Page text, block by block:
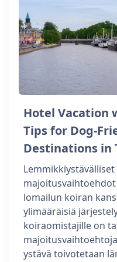
Hotel Vacation
Tips for Dog-
Destinations in
Lemmikkiystävälliset
lomailun koiran
ylimääräisiä
koiraomistajille on
ystävä toivotetaan